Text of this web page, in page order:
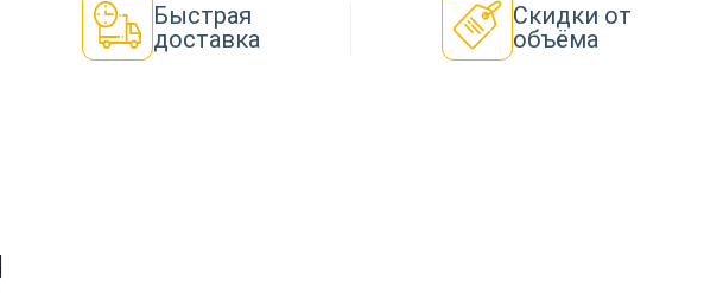
Быстрая
доставка
Скидки от
объёма